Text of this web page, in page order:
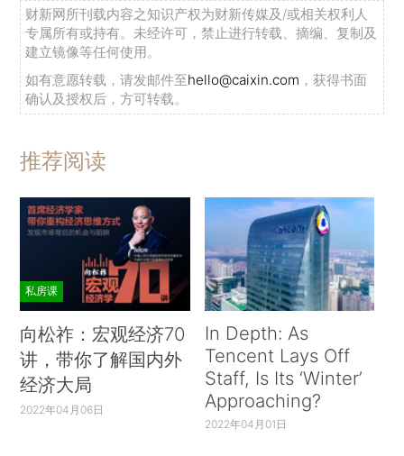
财新网所刊载内容之知识产权为财新传媒及/或相关权利人
专属所有或持有。未经许可，禁止进行转载、摘编、复制及
建立镜像等任何使用。
如有意愿转载，请发邮件至hello@caixin.com ，获得书面
确认及授权后，方可转载。
推荐阅读
私房课
向松祚：宏观经济70
讲，带你了解国内外
经济大局
2022年04月06日
In Depth: As
Tencent Lays Off
Staff, Is Its ‘Winter’
Approaching?
2022年04月01日